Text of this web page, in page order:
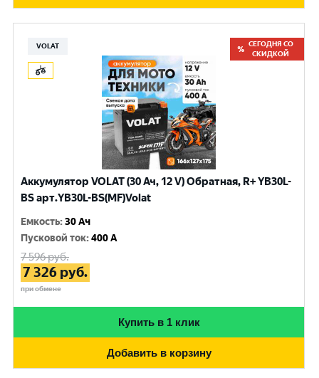
VOLAT
СЕГОДНЯ СО
СКИДКОЙ
Аккумулятор VOLAT (30 Ач, 12 V) Обратная, R+ YB30L-
BS арт.YB30L-BS(MF)Volat
Емкость:30 Ач
Пусковой ток:400 A
7 596руб.
7 326 руб.
при обмене
Купить в 1 клик
Добавить в корзину